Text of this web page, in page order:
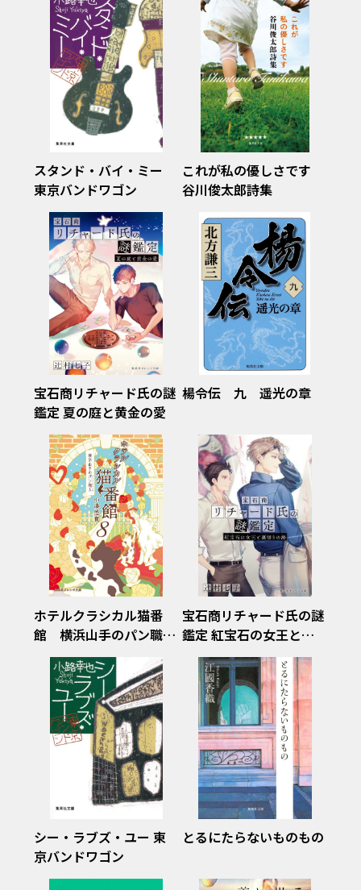
スタンド・バイ・ミー
東京バンドワゴン
これが私の優しさです
谷川俊太郎詩集
宝石商リチャード氏の謎
鑑定 夏の庭と黄金の愛
楊令伝 九 遥光の章
ホテルクラシカル猫番
館 横浜山手のパン職人
宝石商リチャード氏の謎
鑑定 紅宝石の女王と裏
切りの海
シー・ラブズ・ユー 東
京バンドワゴン
とるにたらないものもの